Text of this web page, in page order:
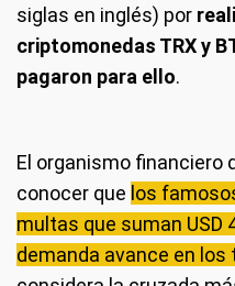
siglas en inglés) por
criptomonedas TRX y
pagaron para ello.
El organismo financiero
conocer que los
multas que suman USD
demanda avance en los